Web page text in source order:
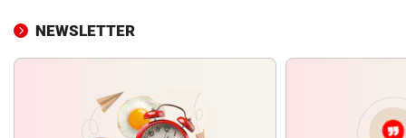
NEWSLETTER